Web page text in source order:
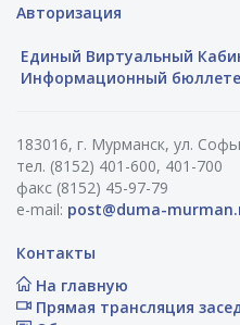
Авторизация
Единый Виртуальный
Информационный
183016, г. Мурманск, ул.
тел. (8152) 401-600, 401-700
факс (8152) 45-97-79
e-mail: post@duma-
Контакты
На главную
Прямая трансляция